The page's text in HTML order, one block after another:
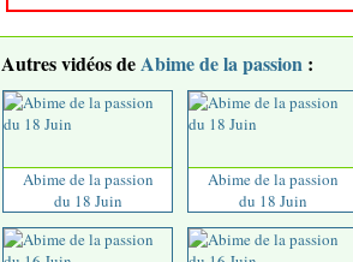
Autres vidéos deAbime de la passion :
Abime de la passion
du 18 Juin
Abime de la passion
du 18 Juin